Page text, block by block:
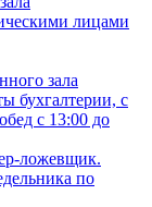
лицами
зала
бухгалтерии, с
с 13:00 до
ложевщик.
по